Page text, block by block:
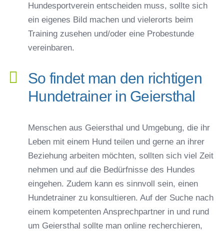
Hundesportverein entscheiden muss, sollte sich
ein eigenes Bild machen und vielerorts beim
Training zusehen und/oder eine Probestunde
vereinbaren.
So findet man den richtigen
Hundetrainer in Geiersthal
Menschen aus Geiersthal und Umgebung, die ihr
Leben mit einem Hund teilen und gerne an ihrer
Beziehung arbeiten möchten, sollten sich viel Zeit
nehmen und auf die Bedürfnisse des Hundes
eingehen. Zudem kann es sinnvoll sein, einen
Hundetrainer zu konsultieren. Auf der Suche nach
einem kompetenten Ansprechpartner in und rund
um Geiersthal sollte man online recherchieren,